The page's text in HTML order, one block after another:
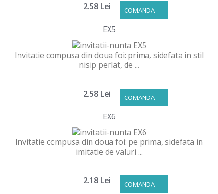
COMANDA
2.58 Lei
EX5
Invitatie compusa din doua foi: prima, sidefata in stil
nisip perlat, de ...
COMANDA
2.58 Lei
EX6
Invitatie compusa din doua foi: pe prima, sidefata in
imitatie de valuri ...
COMANDA
2.18 Lei